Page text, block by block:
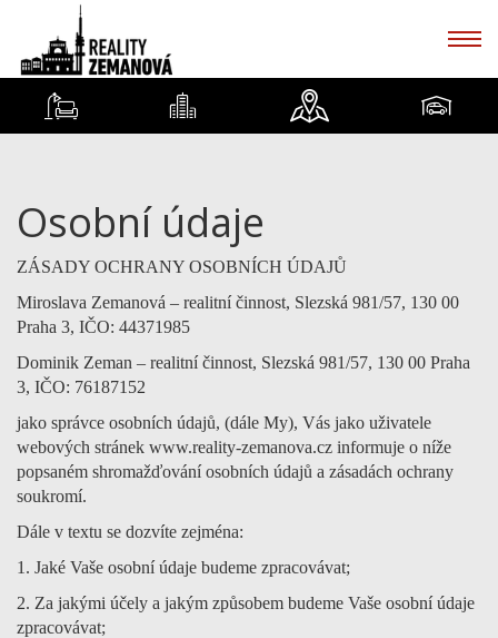
Osobní údaje
ZÁSADY OCHRANY OSOBNÍCH ÚDAJŮ
Miroslava Zemanová – realitní činnost, Slezská 981/57, 130 00
Praha 3, IČO: 44371985
Dominik Zeman – realitní činnost, Slezská 981/57, 130 00 Praha
3, IČO: 76187152
jako správce osobních údajů, (dále My), Vás jako uživatele
webových stránek www.reality-zemanova.cz informuje o níže
popsaném shromažďování osobních údajů a zásadách ochrany
soukromí.
Dále v textu se dozvíte zejména:
1. Jaké Vaše osobní údaje budeme zpracovávat;
2. Za jakými účely a jakým způsobem budeme Vaše osobní údaje
zpracovávat;